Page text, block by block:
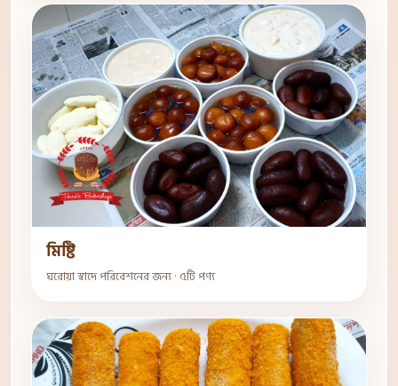
মিষ্টি
ঘরোয়া স্বাদে পরিবেশনের জন্য · ৫টি পণ্য